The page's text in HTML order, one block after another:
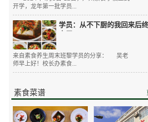
开学，龙年第一批学员...
学员：从不下厨的我回来后
来自素食养生周末班黎学员的分享： 吴老
师早上好！校长办素食...
素食菜谱